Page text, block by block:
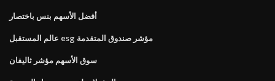
أفضل الأسهم بنس باختصار
عالم المستقبل esg مؤشر صندوق المتقدمة
سوق الأسهم مؤشر ثاليفان